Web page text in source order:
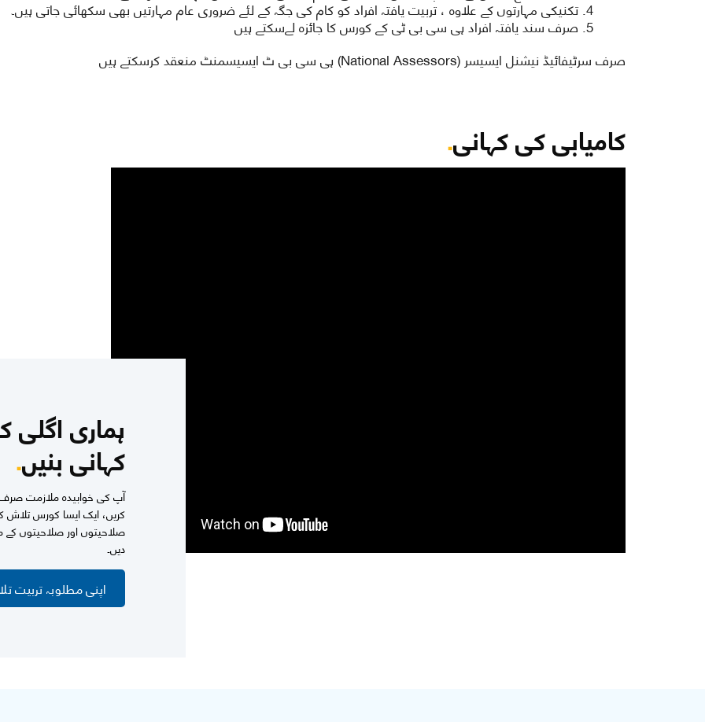
تکنیکی مہارتوں کے علاوہ ، تربیت یافتہ افراد کو کام کی جگہ کے لئے ضروری عام مہارتیں بھی سکھائی جاتی ہیں۔
صرف سند یافتہ افراد ہی سی بی ٹی کے کورس کا جائزہ لےسکتے ہیں
صرف سرٹیفائیڈ نیشنل ایسیسر (National Assessors) ہی سی بی ٹ ایسیسمنٹ منعقد کرسکتے ہیں
کامیابی کی کہانی.
ہماری اگلی
کہانی بنیں.
آپ کی خوابیدہ ملازمت صرف
کریں، ایک ایسا کورس
صلاحیتوں اور صلاحیتوں کے
دیں۔
اپنی مطلوبہ تربیت